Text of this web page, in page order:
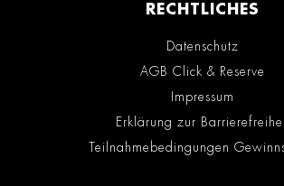
RECHTLICHES
Datenschutz
AGB Click & Reserve
Impressum
Erklärung zur
Teilnahmebedingungen